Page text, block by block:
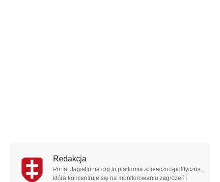
Redakcja
Portal Jagiellonia.org to platforma społeczno-polityczna,
która koncentruje się na monitorowaniu zagrożeń i